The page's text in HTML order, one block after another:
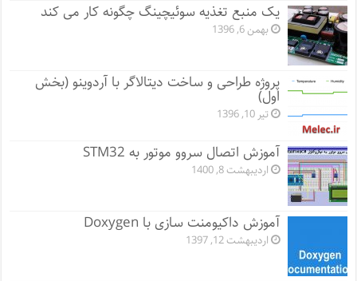
یک منبع تغذیه سوئیچینگ چگونه کار می کند
بهمن 6, 1396
پروژه طراحی و ساخت دیتالاگر با آردوینو (بخش
اول)
تیر 10, 1396
آموزش اتصال سروو موتور به STM32
اردیبهشت 8, 1400
آموزش داکیومنت سازی با Doxygen
اردیبهشت 12, 1397